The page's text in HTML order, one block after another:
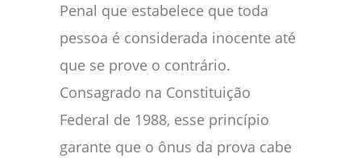
Penal que estabelece que toda
pessoa é considerada inocente até
que se prove o contrário.
Consagrado na Constituição
Federal de 1988, esse princípio
garante que o ônus da prova cabe